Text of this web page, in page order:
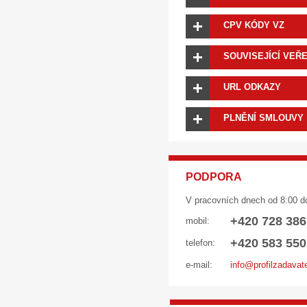
CPV KÓDY VZ
SOUVISEJÍCÍ
URL ODKAZY
PLNĚNÍ SMLOUVY
PODPORA
V pracovních dnech od 8:00
mobil:
+420 728
telefon: +420 583
e-mail: